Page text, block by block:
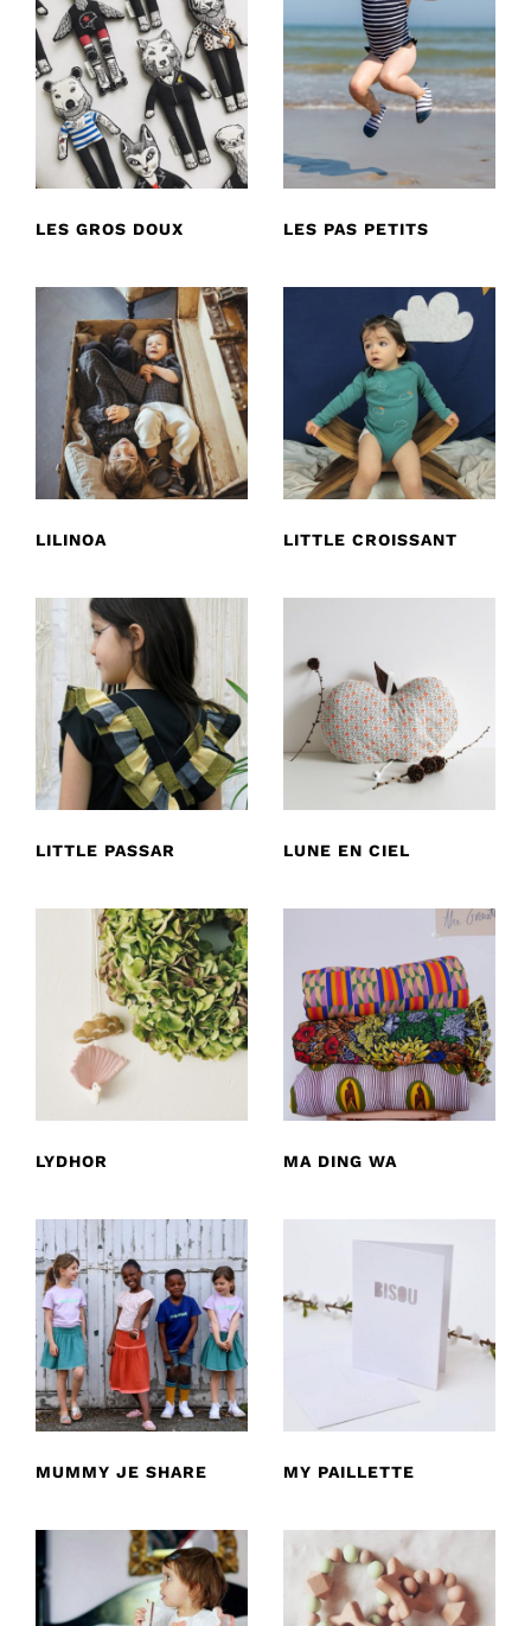
LES GROS DOUX LES PAS PETITS
LILINOA LITTLE CROISSANT
LITTLE PASSAR LUNE EN CIEL
LYDHOR MA DING WA
MUMMY JE SHARE MY PAILLETTE